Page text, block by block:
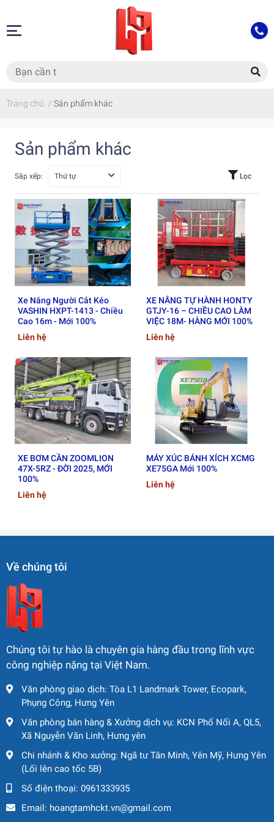
Trang chủ / Sản phẩm khác
Sản phẩm khác
Sắp xếp: Thứ tự Lọc
Xe Nâng Người Cắt Kéo
VASHIN HXPT-1413 - Chiều
Cao 16m - Mới 100%
Liên hệ
XE NÂNG TỰ HÀNH HONTY
GTJY-16 – CHIỀU CAO LÀM
VIỆC 18M- HÀNG MỚI 100%
Liên hệ
XE BƠM CẦN ZOOMLION
47X-5RZ - ĐỜI 2025, MỚI
100%
Liên hệ
MÁY XÚC BÁNH XÍCH XCMG
XE75GA Mới 100%
Liên hệ
Về chúng tôi
Chúng tôi tự hào là chuyên gia hàng đầu trong lĩnh vực
công nghiệp nặng tại Việt Nam.
Văn phòng giao dịch: Tòa L1 Landmark Tower, Ecopark,
Phụng Công, Hưng Yên
Văn phòng bán hàng & Xưởng dịch vụ: KCN Phố Nối A, QL5,
Xã Nguyễn Văn Linh, Hưng yên
Chi nhánh & Kho xưởng: Ngã tư Tân Minh, Yên Mỹ, Hưng Yên
(Lối lên cao tốc 5B)
Số điện thoại: 0961333935
Email: hoangtamhckt.vn@gmail.com